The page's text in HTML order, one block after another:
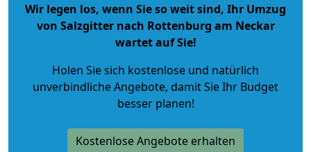
Wir legen los, wenn Sie so weit sind, Ihr Umzug
von Salzgitter nach Rottenburg am Neckar
wartet auf Sie!
Holen Sie sich kostenlose und natürlich
unverbindliche Angebote, damit Sie Ihr Budget
besser planen!
Kostenlose Angebote erhalten